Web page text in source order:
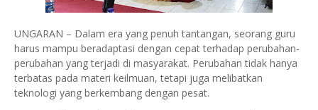
UNGARAN – Dalam era yang penuh tantangan, seorang guru
harus mampu beradaptasi dengan cepat terhadap perubahan-
perubahan yang terjadi di masyarakat. Perubahan tidak hanya
terbatas pada materi keilmuan, tetapi juga melibatkan
teknologi yang berkembang dengan pesat.